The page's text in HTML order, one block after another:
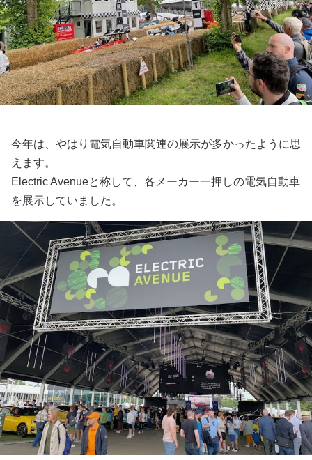
今年は、やはり電気自動車関連の展示が多かったように思
えます。
Electric Avenueと称して、各メーカー一押しの電気自動車
を展示していました。